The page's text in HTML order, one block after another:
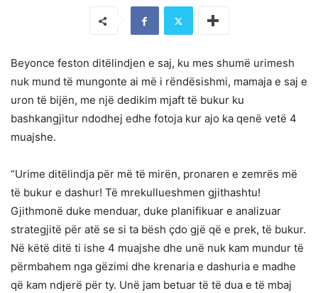
Beyonce feston ditëlindjen e saj, ku mes shumë urimesh
nuk mund të mungonte ai më i rëndësishmi, mamaja e saj e
uron të bijën, me një dedikim mjaft të bukur ku
bashkangjitur ndodhej edhe fotoja kur ajo ka qenë vetë 4
muajshe.
“Urime ditëlindja për më të mirën, pronaren e zemrës më
të bukur e dashur! Të mrekullueshmen gjithashtu!
Gjithmonë duke menduar, duke planifikuar e analizuar
strategjitë për atë se si ta bësh çdo gjë që e prek, të bukur.
Në këtë ditë ti ishe 4 muajshe dhe unë nuk kam mundur të
përmbahem nga gëzimi dhe krenaria e dashuria e madhe
që kam ndjerë për ty. Unë jam betuar të të dua e të mbaj